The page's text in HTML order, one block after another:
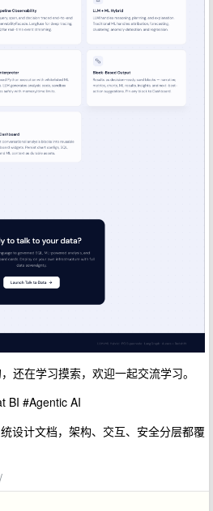
还在学习摸索，欢迎一起交流学习。
BI #Agentic AI
设计文档，架构、交互、安全分层都覆